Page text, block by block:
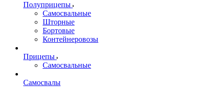
Полуприцепы
Самосвальные
Шторные
Бортовые
Контейнеровозы
Прицепы
Самосвальные
Самосвалы